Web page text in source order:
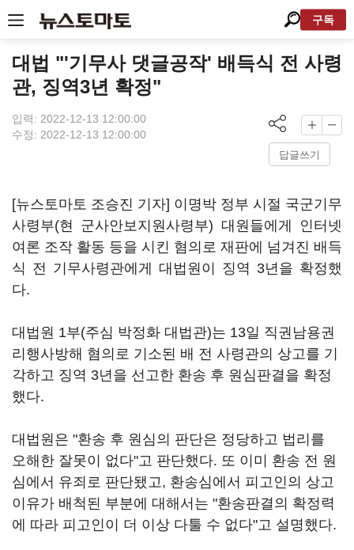
구독
대법 "'기무사 댓글공작' 배득식 전 사령
관, 징역3년 확정"
입력: 2022-12-13 12:00:00
수정: 2022-12-13 12:00:00
답글쓰기
[뉴스토마토 조승진 기자] 이명박 정부 시절 국군기무
사령부(현 군사안보지원사령부) 대원들에게 인터넷
여론 조작 활동 등을 시킨 혐의로 재판에 넘겨진 배득
식 전 기무사령관에게 대법원이 징역 3년을 확정했
다.
대법원 1부(주심 박정화 대법관)는 13일 직권남용권
리행사방해 혐의로 기소된 배 전 사령관의 상고를 기
각하고 징역 3년을 선고한 환송 후 원심판결을 확정
했다.
대법원은 "환송 후 원심의 판단은 정당하고 법리를
오해한 잘못이 없다"고 판단했다. 또 이미 환송 전 원
심에서 유죄로 판단됐고, 환송심에서 피고인의 상고
이유가 배척된 부분에 대해서는 "환송판결의 확정력
에 따라 피고인이 더 이상 다툴 수 없다"고 설명했다.